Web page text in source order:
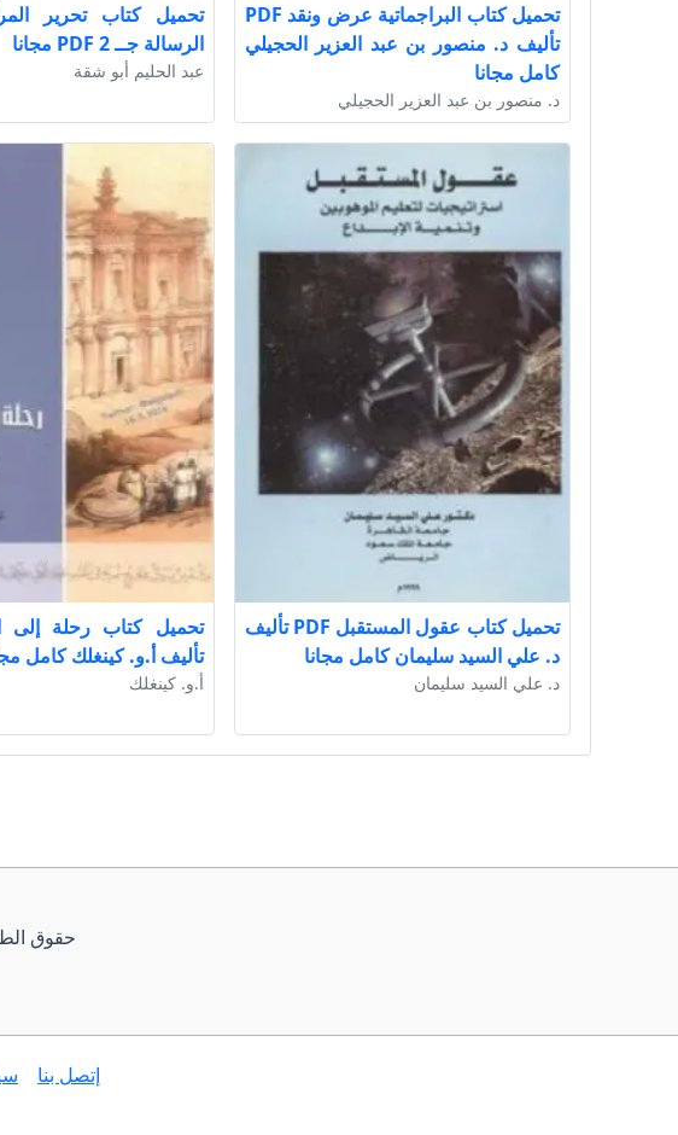
تحميل كتاب البراجماتية عرض ونقد PDF
تأليف د. منصور بن عبد العزير الحجيلي
كامل مجانا
د. منصور بن عبد العزير الحجيلي
تحميل كتاب تحرير
الرسالة جــ 2 PDF مجانا
عبد الحليم أبو شقة
تحميل كتاب عقول المستقبل PDF تأليف
د. علي السيد سليمان كامل مجانا
د. علي السيد سليمان
تأليف أ.و. كينغلك كامل
أ.و. كينغلك
إتصل بنا